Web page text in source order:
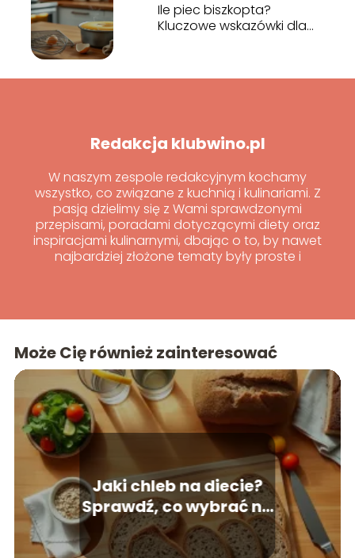
Ile piec biszkopta?
Kluczowe wskazówki dla
Redakcja klubwino.pl
W naszym zespole redakcyjnym kochamy
wszystko, co związane z kuchnią i kulinariami. Z
pasją dzielimy się z Wami sprawdzonymi
przepisami, poradami dotyczącymi diety oraz
inspiracjami kulinarnymi, dbając o to, by nawet
najbardziej złożone tematy były proste i
Może Cię również zainteresować
Jaki chleb na diecie?
Sprawdź, co wybrać na
odchudzanie!